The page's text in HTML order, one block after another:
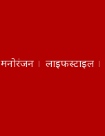
मनोरंजन लाइफस्टाइल